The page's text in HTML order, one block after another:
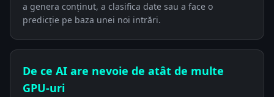
a genera conținut, a clasifica date sau a face o
predicție pe baza unei noi intrări.
De ce AI are nevoie de atât de multe
GPU-uri